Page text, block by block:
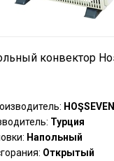
конвектор
HOŞSEVEN
Турция
Напольный
Открытый